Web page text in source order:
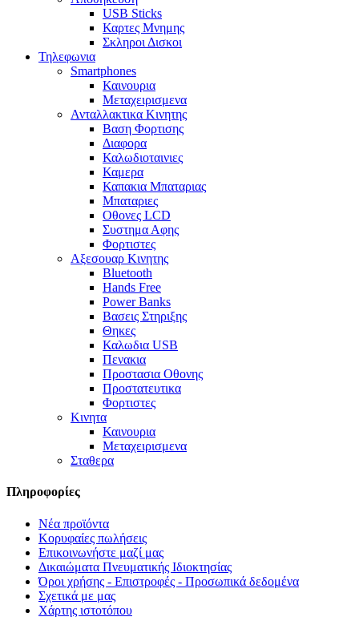
USB Sticks
Καρτες Μνημης
Σκληροι Δισκοι
Τηλεφωνια
Smartphones
Καινουρια
Μεταχειρισμενα
Ανταλλακτικα Κινητης
Βαση Φορτισης
Διαφορα
Καλωδιοταινιες
Καμερα
Καπακια Μπαταριας
Μπαταριες
Οθονες LCD
Συστημα Αφης
Φορτιστες
Αξεσουαρ Κινητης
Bluetooth
Hands Free
Power Banks
Βασεις Στηριξης
Θηκες
Καλωδια USB
Πενακια
Προστασια Οθονης
Προστατευτικα
Φορτιστες
Κινητα
Καινουρια
Μεταχειρισμενα
Σταθερα
Πληροφορίες
Νέα προϊόντα
Κορυφαίες πωλήσεις
Επικοινωνήστε μαζί μας
Δικαιώματα Πνευματικής Ιδιοκτησίας
Όροι χρήσης - Επιστροφές - Προσωπικά δεδομένα
Σχετικά με μας
Χάρτης ιστοτόπου